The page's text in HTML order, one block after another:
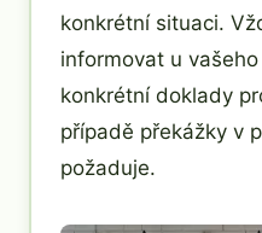
konkrétní situaci.
informovat u
konkrétní doklady
případě překážky v
požaduje.